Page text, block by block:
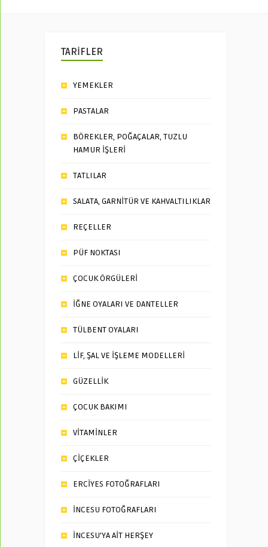
TARİFLER
YEMEKLER
PASTALAR
BÖREKLER, POĞAÇALAR, TUZLU
HAMUR İŞLERİ
TATLILAR
SALATA, GARNİTÜR VE KAHVALTILIKLAR
REÇELLER
PÜF NOKTASI
ÇOCUK ÖRGÜLERİ
İĞNE OYALARI VE DANTELLER
TÜLBENT OYALARI
LİF, ŞAL VE İŞLEME MODELLERİ
GÜZELLİK
ÇOCUK BAKIMI
VİTAMİNLER
ÇİÇEKLER
ERCİYES FOTOĞRAFLARI
İNCESU FOTOĞRAFLARI
İNCESU’YA AİT HERŞEY